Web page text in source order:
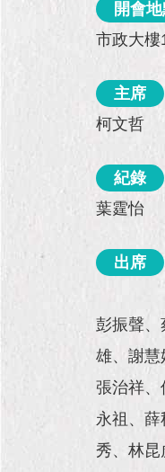
開會
市政大樓
主席
柯文哲
紀錄
葉霆怡
出席
彭振聲、
雄、謝慧
張治祥、
永祖、
秀、林昆